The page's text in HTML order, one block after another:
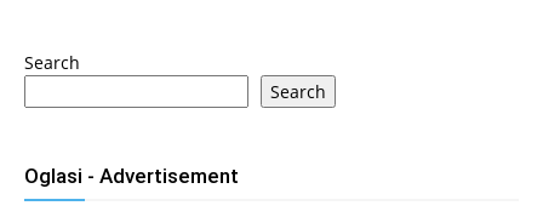
Search
Search
Oglasi - Advertisement